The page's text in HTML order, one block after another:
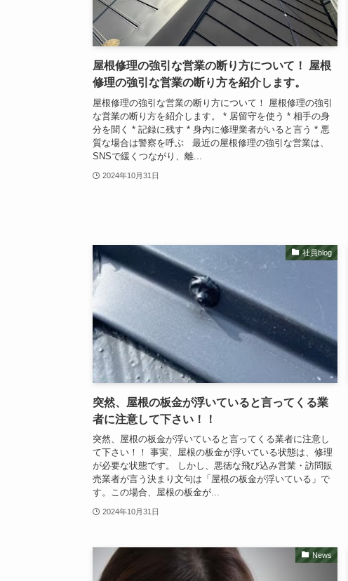
屋根修理の強引な営業の断り方について！ 屋根
修理の強引な営業の断り方を紹介します。
屋根修理の強引な営業の断り方について！ 屋根修理の強引
な営業の断り方を紹介します。 * 居留守を使う * 相手の身
分を聞く * 記録に残す * 身内に修理業者がいると言う * 悪
質な場合は警察を呼ぶ 最近の屋根修理の強引な営業は、
SNSで緩くつながり、離...
2024年10月31日
社員blog
突然、屋根の板金が浮いていると言ってくる業
者に注意して下さい！！
突然、屋根の板金が浮いていると言ってくる業者に注意し
て下さい！！ 事実、屋根の板金が浮いている状態は、修理
が必要な状態です。 しかし、悪徳な飛び込み営業・訪問販
売業者が言う決まり文句は「屋根の板金が浮いている」で
す。この場合、屋根の板金が...
2024年10月31日
News